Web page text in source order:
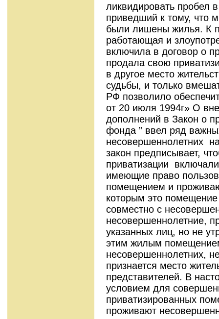
ликвидировать пробел
приведший к тому, что
были лишены жилья. К
работающая и
включила в договор о
продала свою
в другое место
судьбы, и только
РФ позволило
от 20 июля 1994г» О
дополнений в Закон о
фонда ” ввел ряд
несовершеннолетних
закон предписывает,
приватизации
имеющие право
помещением и
которым это
совместно с
несовершеннолетние,
указанных лиц, но не
этим жилым
несовершеннолетних,
признается место
представителей. В
условием для
приватизированных
проживают